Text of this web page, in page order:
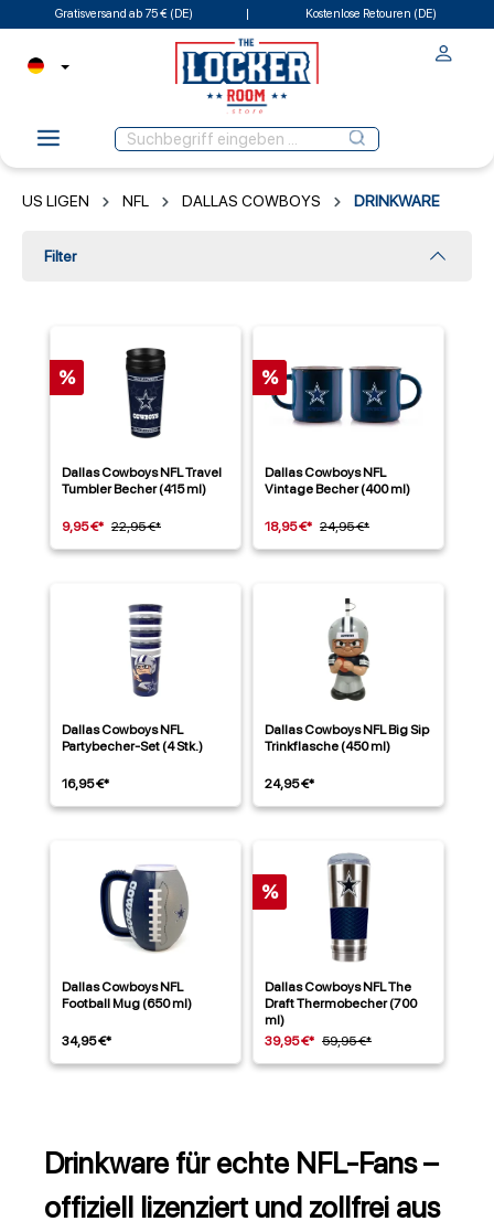
Gratisversand ab 75 € (DE) Kostenlose Retouren (DE)
US LIGEN NFL DALLAS COWBOYS DRINKWARE
Filter
%
Dallas Cowboys NFL Travel
Tumbler Becher (415 ml)
9,95 €* 22,95 €*
%
Dallas Cowboys NFL
Vintage Becher (400 ml)
18,95 €* 24,95 €*
Dallas Cowboys NFL
Partybecher-Set (4 Stk.)
16,95 €*
Dallas Cowboys NFL Big Sip
Trinkflasche (450 ml)
24,95 €*
Dallas Cowboys NFL
Football Mug (650 ml)
34,95 €*
%
Dallas Cowboys NFL The
Draft Thermobecher (700
ml)
39,95 €* 59,95 €*
Drinkware für echte NFL-Fans –
offiziell lizenziert und zollfrei aus